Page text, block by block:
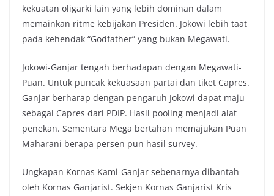
kekuatan oligarki lain yang lebih dominan dalam
memainkan ritme kebijakan Presiden. Jokowi lebih taat
pada kehendak “Godfather” yang bukan Megawati.
Jokowi-Ganjar tengah berhadapan dengan Megawati-
Puan. Untuk puncak kekuasaan partai dan tiket Capres.
Ganjar berharap dengan pengaruh Jokowi dapat maju
sebagai Capres dari PDIP. Hasil pooling menjadi alat
penekan. Sementara Mega bertahan memajukan Puan
Maharani berapa persen pun hasil survey.
Ungkapan Kornas Kami-Ganjar sebenarnya dibantah
oleh Kornas Ganjarist. Sekjen Kornas Ganjarist Kris